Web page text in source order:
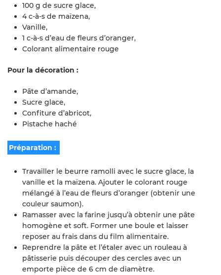
100 g de sucre glace,
4 c-à-s de maïzena,
Vanille,
1 c-à-s d’eau de fleurs d’oranger,
Colorant alimentaire rouge
Pour la décoration :
Pâte d’amande,
Sucre glace,
Confiture d’abricot,
Pistache haché
Préparation :
Travailler le beurre ramolli avec le sucre glace, la
vanille et la maïzena. Ajouter le colorant rouge
mélangé à l’eau de fleurs d’oranger (obtenir une
couleur saumon).
Ramasser avec la farine jusqu’à obtenir une pâte
homogène et soft. Former une boule et laisser
reposer au frais dans du film alimentaire.
Reprendre la pâte et l’étaler avec un rouleau à
pâtisserie puis découper des cercles avec un
emporte pièce de 6 cm de diamètre.